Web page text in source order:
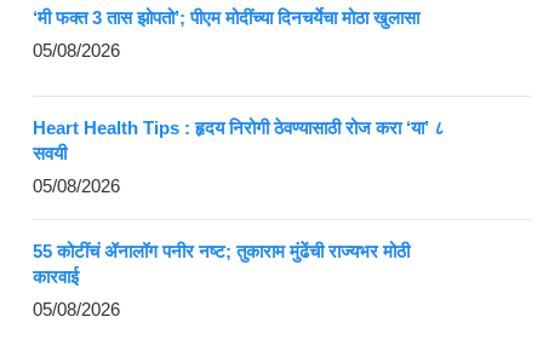
‘मी फक्त 3 तास झोपतो’; पीएम मोदींच्या दिनचर्येचा मोठा खुलासा
05/08/2026
Heart Health Tips : हृदय निरोगी ठेवण्यासाठी रोज करा ‘या’ ८
सवयी
05/08/2026
55 कोटींचं ॲनालॉग पनीर नष्ट; तुकाराम मुंढेंची राज्यभर मोठी
कारवाई
05/08/2026